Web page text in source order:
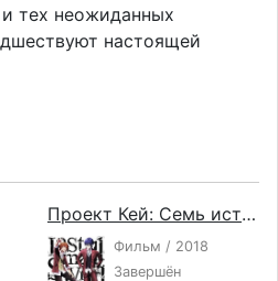
тех неожиданных
настоящей
Проект Кей: Семь историй. Потерянный маленький мир — По ту сторону клетки
Фильм / 2018
Завершён